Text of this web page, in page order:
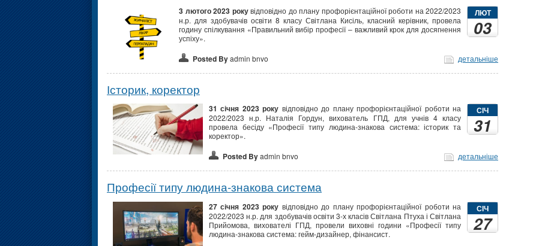
ЛЮТ
03
3 лютого 2023 рокувідповідно до плану профорієнтаційної роботи на 2022/2023
н.р. для здобувачів освіти 8 класу Світлана Кисіль, класний керівник, провела
годину спілкування «Правильний вибір професії – важливий крок для досягнення
успіху».
Posted Byadmin bnvo детальніше
Історик, коректор
СІЧ
31
31 січня 2023 року відповідно до плану профорієнтаційної роботи на
2022/2023 н.р. Наталія Гордун, вихователь ГПД, для учнів 4 класу
провела бесіду «Професії типу людина-знакова система: історик та
коректор».
Posted Byadmin bnvo детальніше
Професії типу людина-знакова система
СІЧ
27
27 січня 2023 року відповідно до плану профорієнтаційної роботи на
2022/2023 н.р. для здобувачів освіти 3-х класів Світлана Птуха і Світлана
Прийомова, вихователі ГПД, провели виховні години «Професії типу
людина-знакова система: гейм-дизайнер, фінансист.